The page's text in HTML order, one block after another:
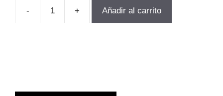
-
FRESA
Z14-
+ Añadir al carrito